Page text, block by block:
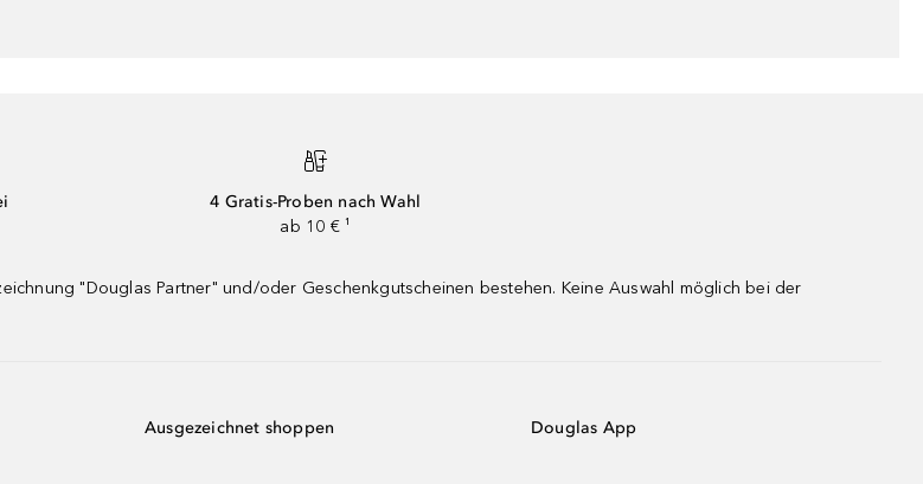
4 Gratis-Proben nach Wahl
ab 10 € ¹
"Douglas Partner" und/oder Geschenkgutscheinen bestehen. Keine Auswahl möglich bei der
Ausgezeichnet shoppen Douglas App